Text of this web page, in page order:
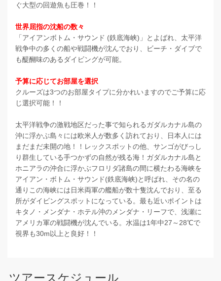
ぐ大型の回遊魚も圧巻！！
世界屈指の沈船の数々
「アイアンボトム・サウンド (鉄底海峡)」とよばれ、太平洋
戦争中の多くの船や戦闘機が沈んでおり、ビーチ・ダイブで
も醍醐味のあるダイビングが可能。
予算に応じてお部屋を選択
クルーズは3つのお部屋タイプに分かれいますのでご予算に応
じ選択可能！！
太平洋戦争の激戦地区だった事で知られるガダルカナル島の
沖に浮かぶ島々には欧米人が数多く訪れており、日本人には
まだまだ未開の地！！レックスポットの他、サンゴがびっし
り群生している手つかずの自然が残る海！ガダルカナル島と
ホニアラの沖合に浮かぶフロリダ諸島の間に横たわる海峡を
アイアン・ボトム・サウンド(鉄底海峡)と呼ばれ、その名の
通りこの海峡には日米両軍の艦船が数十隻沈んでおり、至る
所がダイビングスポットになっている。最も近いポイントは
キタノ・メンダナ・ホテル沖のメンダナ・リーフで、浅瀬に
アメリカ軍の戦闘機が沈んでいる。水温は1年中27～28℃で
視界も30m以上と良好！！
ツアースケジュール